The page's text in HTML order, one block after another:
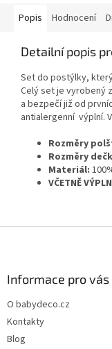
Popis Hodnocení
Detailní popis
Set do postýlky,
Celý set je vyrobený
a bezpečí již od
antialergenní výplní.
Rozměry
Rozměry
Materiál:
VČETNĚ
Informace pro vás
O babydeco.cz
Kontakty
Blog